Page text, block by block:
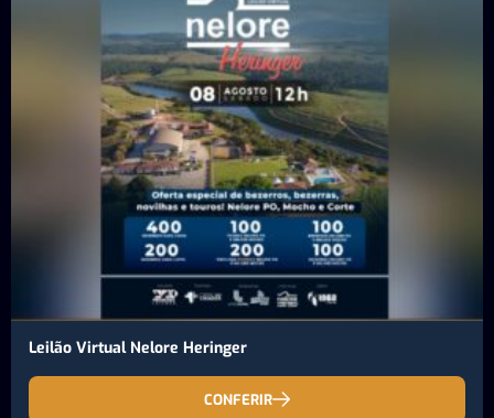
Leilão Virtual Nelore Heringer
CONFERIR